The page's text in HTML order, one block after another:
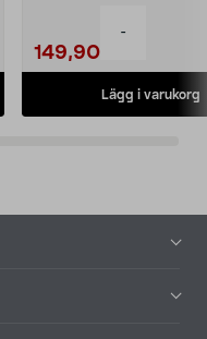
-
149,90
Lägg i varukorg